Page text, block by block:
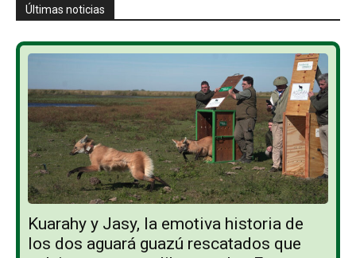
Últimas noticias
Kuarahy y Jasy, la emotiva historia de
los dos aguará guazú rescatados que